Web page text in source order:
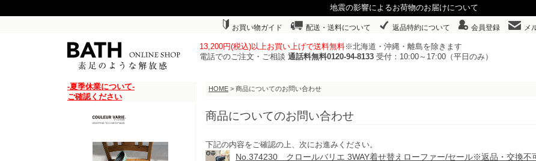
地震の影響によるお荷物のお届けについて
お買い物ガイド 配送・送料について 返品特約について 会員登録 メ
13,200円(税込)以上お買い上げで送料無料※北海道・沖縄・離島を除きます
電話でのご注文・ご相談 通話料無料0120-94-8133 受付：10:00～17:00（平日のみ）
-夏季休業について-
ご確認ください
HOME > 商品についてのお問い合わせ
商品についてのお問い合わせ
下記の内容をご確認の上、次にお進みください。
No.374230 クロールバリエ 3WAY着せ替えローファー/セール※返品・交換不